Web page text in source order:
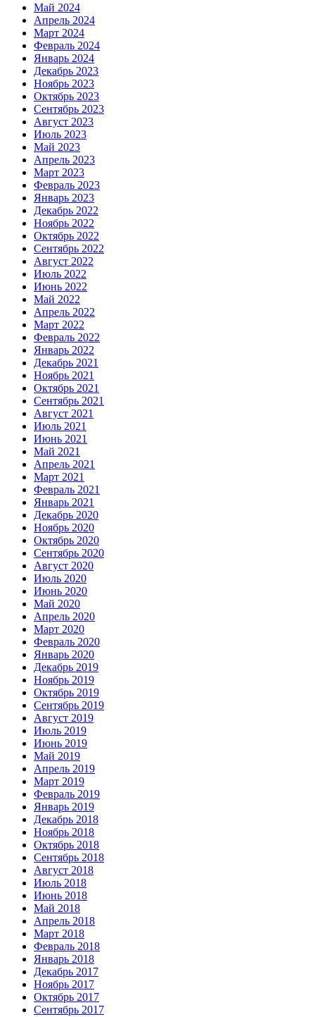
Май 2024
Апрель 2024
Март 2024
Февраль 2024
Январь 2024
Декабрь 2023
Ноябрь 2023
Октябрь 2023
Сентябрь 2023
Август 2023
Июль 2023
Май 2023
Апрель 2023
Март 2023
Февраль 2023
Январь 2023
Декабрь 2022
Ноябрь 2022
Октябрь 2022
Сентябрь 2022
Август 2022
Июль 2022
Июнь 2022
Май 2022
Апрель 2022
Март 2022
Февраль 2022
Январь 2022
Декабрь 2021
Ноябрь 2021
Октябрь 2021
Сентябрь 2021
Август 2021
Июль 2021
Июнь 2021
Май 2021
Апрель 2021
Март 2021
Февраль 2021
Январь 2021
Декабрь 2020
Ноябрь 2020
Октябрь 2020
Сентябрь 2020
Август 2020
Июль 2020
Июнь 2020
Май 2020
Апрель 2020
Март 2020
Февраль 2020
Январь 2020
Декабрь 2019
Ноябрь 2019
Октябрь 2019
Сентябрь 2019
Август 2019
Июль 2019
Июнь 2019
Май 2019
Апрель 2019
Март 2019
Февраль 2019
Январь 2019
Декабрь 2018
Ноябрь 2018
Октябрь 2018
Сентябрь 2018
Август 2018
Июль 2018
Июнь 2018
Май 2018
Апрель 2018
Март 2018
Февраль 2018
Январь 2018
Декабрь 2017
Ноябрь 2017
Октябрь 2017
Сентябрь 2017